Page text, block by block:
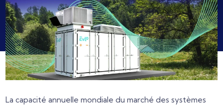
La capacité annuelle mondiale du marché des systèmes